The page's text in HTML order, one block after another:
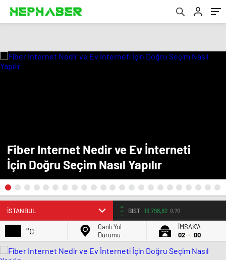
Fiber Internet Nedir ve Ev İnterneti
İçin Doğru Seçim Nasıl Yapılır
BIST 13.798,82 0,70
°C
Canlı Yol
Durumu
İMSAK'A
02
00